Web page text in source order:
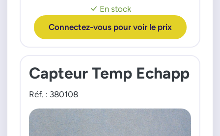
En stock
Connectez-vous pour voir le prix
Capteur Temp Echapp
Réf. : 380108